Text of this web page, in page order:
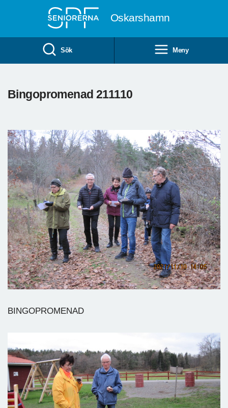
Oskarshamn
Sök Meny
Bingopromenad 211110
BINGOPROMENAD